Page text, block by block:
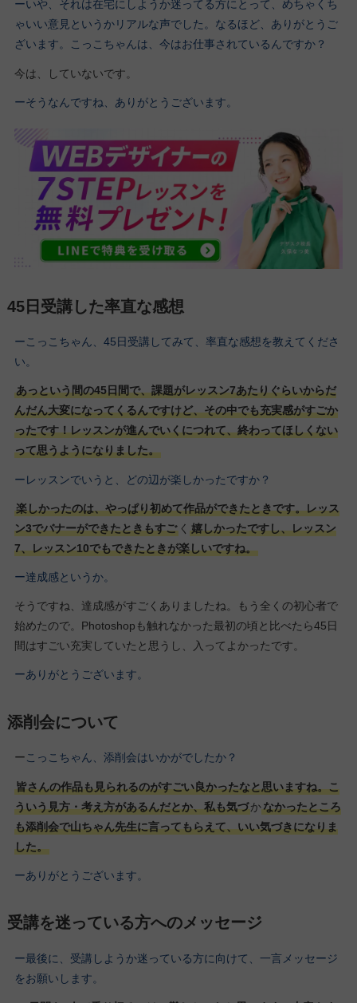
ーいや、それは在宅にしようか迷ってる方にとって、めちゃくち
ゃいい意見というかリアルな声でした。なるほど、ありがとうご
ざいます。こっこちゃんは、今はお仕事されているんですか？
今は、していないです。
ーそうなんですね、ありがとうございます。
45日受講した率直な感想
ーこっこちゃん、45日受講してみて、率直な感想を教えてくださ
い。
あっという間の45日間で、課題がレッスン7あたりぐらいからだ
んだん大変になってくるんですけど、その中でも充実感がすごか
ったです！レッスンが進んでいくにつれて、終わってほしくない
って思うようになりました。
ーレッスンでいうと、どの辺が楽しかったですか？
楽しかったのは、やっぱり初めて作品ができたときです。レッス
ン3でバナーができたときもすごく 嬉しかったですし、レッスン
7、レッスン10でもできたときが楽しいですね。
ー達成感というか。
そうですね、達成感がすごくありましたね。もう全くの初心者で
始めたので。Photoshopも触れなかった最初の頃と比べたら45日
間はすごい充実していたと思うし、入ってよかったです。
ーありがとうございます。
添削会について
ーこっこちゃん、添削会はいかがでしたか？
皆さんの作品も見られるのがすごい良かったなと思いますね。こ
ういう見方・考え方があるんだとか、私も気づかなかったところ
も添削会で山ちゃん先生に言ってもらえて、いい気づきになりま
した。
ーありがとうございます。
受講を迷っている方へのメッセージ
ー最後に、受講しようか迷っている方に向けて、一言メッセージ
をお願いします。